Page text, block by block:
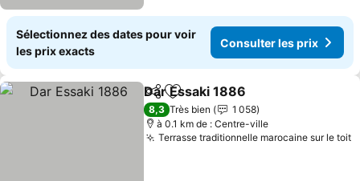
Sélectionnez des dates pour voir
les prix exacts
Consulter les prix
PartagerAjouter à mes favoris
Dar Essaki 1886
8,3 Très bien
1 058
à 0.1 km de : Centre-ville
Terrasse traditionnelle marocaine sur le toit